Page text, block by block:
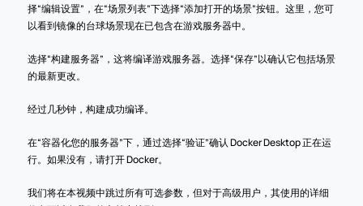
择“编辑设置”，在“场景列表”下选择“添加打开的场景”按钮。这里，您可
以看到镜像的台球场景现在已包含在游戏服务器中。
选择“构建服务器”，这将编译游戏服务器。选择“保存”以确认它包括场景
的最新更改。
经过几秒钟，构建成功编译。
在“容器化您的服务器”下，通过选择“验证”确认 Docker Desktop 正在运
行。如果没有，请打开 Docker。
我们将在本视频中跳过所有可选参数，但对于高级用户，其使用的详细